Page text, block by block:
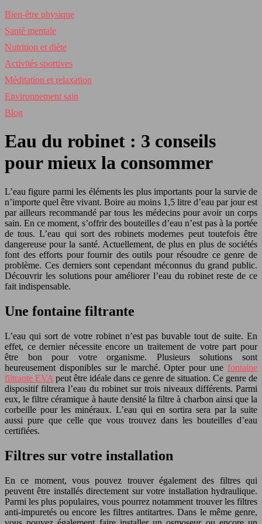
Bien-être physique
Santé mentale
Nutrition et diète
Activités sportives
Méditation et relaxation
Environnement sain
Blog
Eau du robinet : 3 conseils
pour mieux la consommer
L’eau figure parmi les éléments les plus importants pour la survie de
n’importe quel être vivant. Boire au moins 1,5 litre d’eau par jour est
par ailleurs recommandé par tous les médecins pour avoir un corps
sain. En ce moment, s’offrir des bouteilles d’eau n’est pas à la portée
de tous. L’eau qui sort des robinets modernes peut toutefois être
dangereuse pour la santé. Actuellement, de plus en plus de sociétés
font des efforts pour fournir des outils pour résoudre ce genre de
problème. Ces derniers sont cependant méconnus du grand public.
Découvrir les solutions pour améliorer l’eau du robinet reste de ce
fait indispensable.
Une fontaine filtrante
L’eau qui sort de votre robinet n’est pas buvable tout de suite. En
effet, ce dernier nécessite encore un traitement de votre part pour
être bon pour votre organisme. Plusieurs solutions sont
heureusement disponibles sur le marché. Opter pour une fontaine
filtrante EVA peut être idéale dans ce genre de situation. Ce genre de
dispositif filtrera l’eau du robinet sur trois niveaux différents. Parmi
eux, le filtre céramique à haute densité la filtre à charbon ainsi que la
corbeille pour les minéraux. L’eau qui en sortira sera par la suite
aussi pure que celle que vous trouvez dans les bouteilles d’eau
certifiées.
Filtres sur votre installation
En ce moment, vous pouvez trouver également des filtres qui
peuvent être installés directement sur votre installation hydraulique.
Parmi les plus populaires, vous pourrez notamment trouver les filtres
anti-impuretés ou encore les filtres antitartres. Dans le même genre,